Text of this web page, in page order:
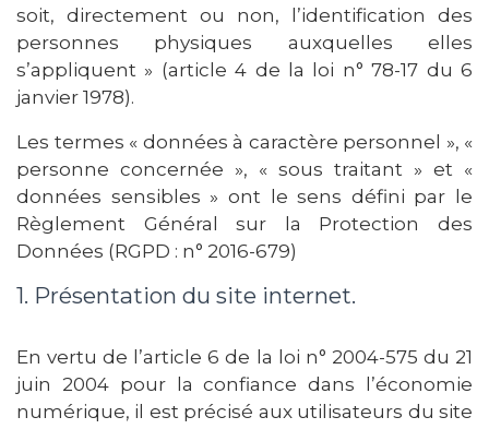
soit, directement ou non, l’identification des
personnes physiques auxquelles elles
s’appliquent » (article 4 de la loi n° 78-17 du 6
janvier 1978).
Les termes « données à caractère personnel », «
personne concernée », « sous traitant » et «
données sensibles » ont le sens défini par le
Règlement Général sur la Protection des
Données (RGPD : n° 2016-679)
1. Présentation du site internet.
En vertu de l’article 6 de la loi n° 2004-575 du 21
juin 2004 pour la confiance dans l’économie
numérique, il est précisé aux utilisateurs du site